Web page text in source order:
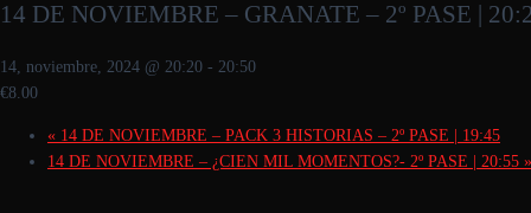
14 DE NOVIEMBRE – GRANATE – 2º PASE |
14, noviembre, 2024 @ 20:20 - 20:50
€8.00
« 14 DE NOVIEMBRE – PACK 3 HISTORIAS – 2º PASE | 19:45
14 DE NOVIEMBRE – ¿CIEN MIL MOMENTOS?- 2º PASE | 20:55 »